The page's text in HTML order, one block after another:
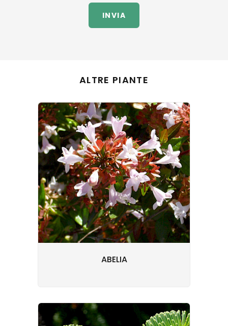
INVIA
ALTRE PIANTE
ABELIA